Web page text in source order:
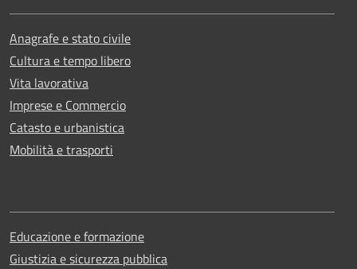
Anagrafe e stato civile
Cultura e tempo libero
Vita lavorativa
Imprese e Commercio
Catasto e urbanistica
Mobilità e trasporti
Educazione e formazione
Giustizia e sicurezza pubblica